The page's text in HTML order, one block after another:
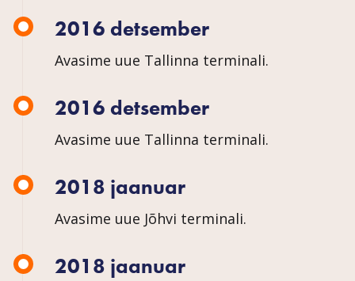
2016 detsember
Avasime uue Tallinna terminali.
2016 detsember
Avasime uue Tallinna terminali.
2018 jaanuar
Avasime uue Jõhvi terminali.
2018 jaanuar